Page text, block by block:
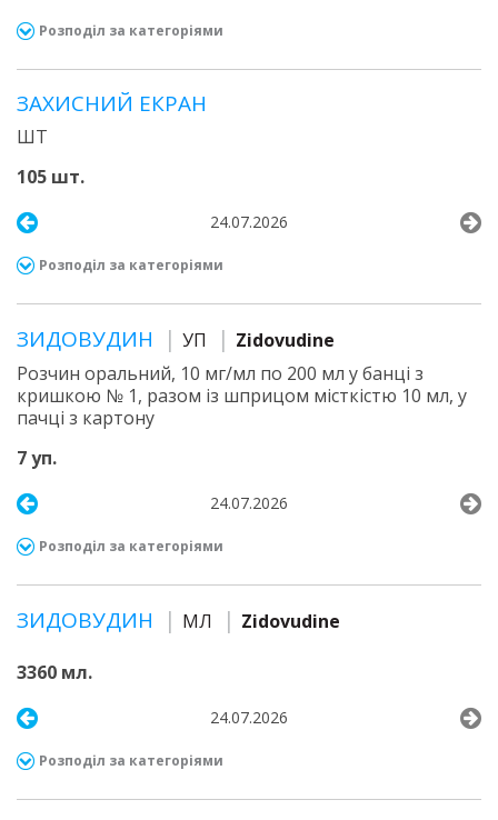
Розподіл за категоріями
ЗАХИСНИЙ ЕКРАН
ШТ
105 шт.
24.07.2026
Розподіл за категоріями
ЗИДОВУДИН УП
Zidovudine
Розчин оральний, 10 мг/мл по 200 мл у банці з
кришкою № 1, разом із шприцом місткістю 10 мл, у
пачці з картону
7 уп.
24.07.2026
Розподіл за категоріями
ЗИДОВУДИН МЛ Zidovudine
3360 мл.
24.07.2026
Розподіл за категоріями